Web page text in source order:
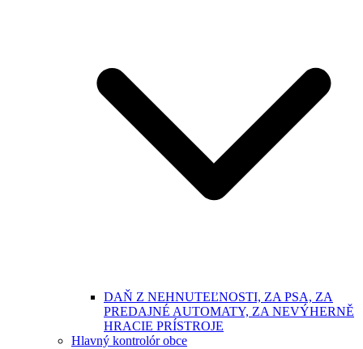
DAŇ Z NEHNUTEĽNOSTI, ZA PSA, ZA
PREDAJNÉ AUTOMATY, ZA NEVÝHERNĚ
HRACIE PRÍSTROJE
Hlavný kontrolór obce